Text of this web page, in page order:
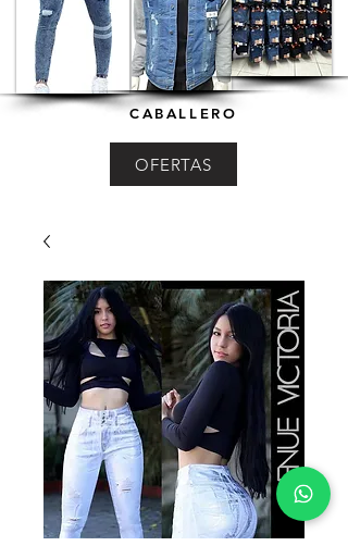
CABALLERO
OFERTAS